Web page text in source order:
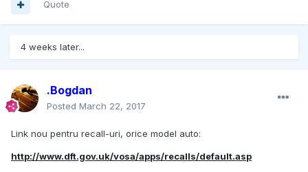
Quote
4 weeks later...
.Bogdan
Posted March 22, 2017
Link nou pentru recall-uri, orice model auto:
http://www.dft.gov.uk/vosa/apps/recalls/default.asp